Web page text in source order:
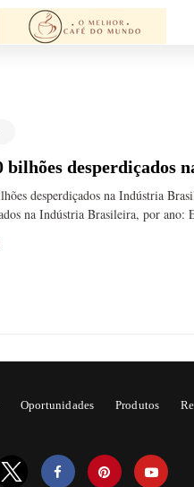
bilhões desperdiçados
desperdiçados na Indústria
na Indústria Brasileira, por
Oportunidades Produtos